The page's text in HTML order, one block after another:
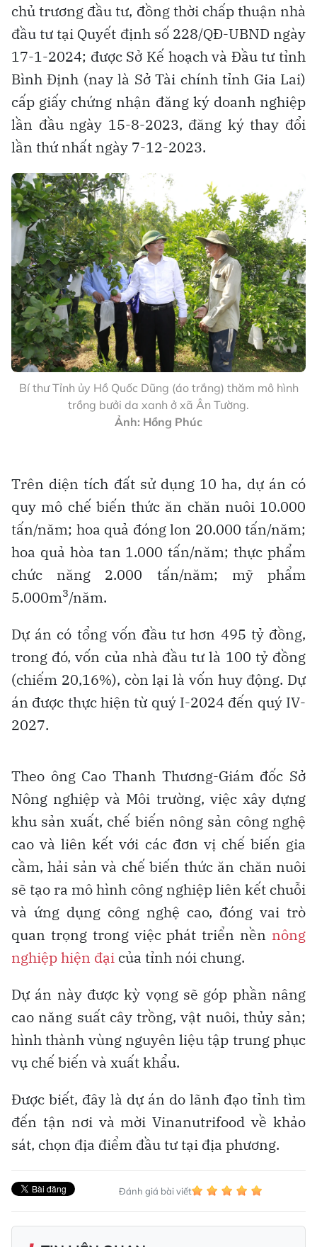
chủ trương đầu tư, đồng thời chấp thuận nhà
đầu tư tại Quyết định số 228/QĐ-UBND ngày
17-1-2024; được Sở Kế hoạch và Đầu tư tỉnh
Bình Định (nay là Sở Tài chính tỉnh Gia Lai)
cấp giấy chứng nhận đăng ký doanh nghiệp
lần đầu ngày 15-8-2023, đăng ký thay đổi
lần thứ nhất ngày 7-12-2023.
Bí thư Tỉnh ủy Hồ Quốc Dũng (áo trắng) thăm mô hình
trồng bưởi da xanh ở xã Ân Tường.
Ảnh: Hồng Phúc
Trên diện tích đất sử dụng 10 ha, dự án có
quy mô chế biến thức ăn chăn nuôi 10.000
tấn/năm; hoa quả đóng lon 20.000 tấn/năm;
hoa quả hòa tan 1.000 tấn/năm; thực phẩm
chức năng 2.000 tấn/năm; mỹ phẩm
5.000m3/năm.
Dự án có tổng vốn đầu tư hơn 495 tỷ đồng,
trong đó, vốn của nhà đầu tư là 100 tỷ đồng
(chiếm 20,16%), còn lại là vốn huy động. Dự
án được thực hiện từ quý I-2024 đến quý IV-
2027.
Theo ông Cao Thanh Thương-Giám đốc Sở
Nông nghiệp và Môi trường, việc xây dựng
khu sản xuất, chế biến nông sản công nghệ
cao và liên kết với các đơn vị chế biến gia
cầm, hải sản và chế biến thức ăn chăn nuôi
sẽ tạo ra mô hình công nghiệp liên kết chuỗi
và ứng dụng công nghệ cao, đóng vai trò
quan trọng trong việc phát triển nền nông
nghiệp hiện đại của tỉnh nói chung.
Dự án này được kỳ vọng sẽ góp phần nâng
cao năng suất cây trồng, vật nuôi, thủy sản;
hình thành vùng nguyên liệu tập trung phục
vụ chế biến và xuất khẩu.
Được biết, đây là dự án do lãnh đạo tỉnh tìm
đến tận nơi và mời Vinanutrifood về khảo
sát, chọn địa điểm đầu tư tại địa phương.
Đánh giá bài viết